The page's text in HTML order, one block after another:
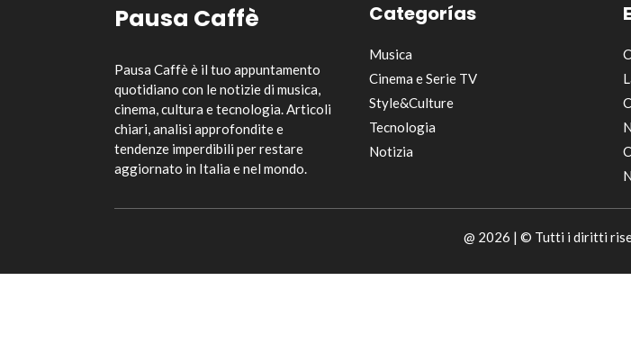
Pausa Caffè
Pausa Caffè è il tuo appuntamento
quotidiano con le notizie di musica,
cinema, cultura e tecnologia. Articoli
chiari, analisi approfondite e
tendenze imperdibili per restare
aggiornato in Italia e nel mondo.
Categorías
Musica
Cinema e Serie TV
Style&Culture
Tecnologia
Notizia
@ 2026 | © Tutti i diritti